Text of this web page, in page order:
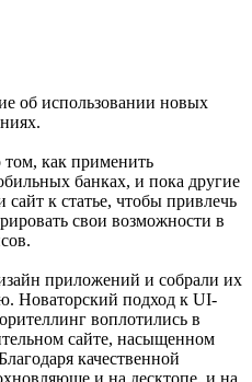
об использовании новых
как применить
банках, и пока другие
сайт к статье, чтобы привлечь
свои возможности в
приложений и собрали их
Новаторский подход к UI-
воплотились в
сайте, насыщенном
качественной
и на десктопе, и на